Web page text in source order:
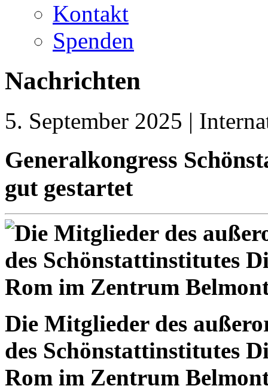
Kontakt
Spenden
Nachrichten
5. September 2025 |
Generalkongress
gut gestartet
Die Mitglieder des
des Schönstattinstitutes
Rom im Zentrum